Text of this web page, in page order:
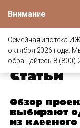
Внимание
Семейная ипотека
октября 2026 года.
обращайтесь 8 (800)
Главная / Статьи
Статьи
Обзор
выбирают
из клееного